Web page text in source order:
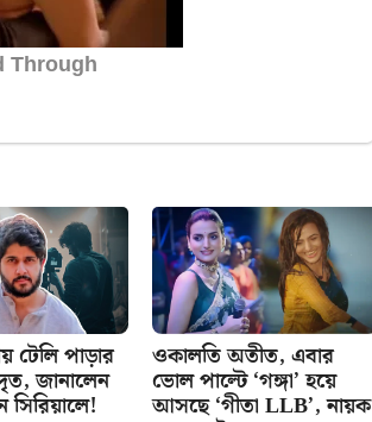
টেলি পাড়ার
জানালেন
ওকালতি অতীত, এবার
ভোল পাল্টে ‘গঙ্গা’ হয়ে
আসছে ‘গীতা LLB’, নায়ক